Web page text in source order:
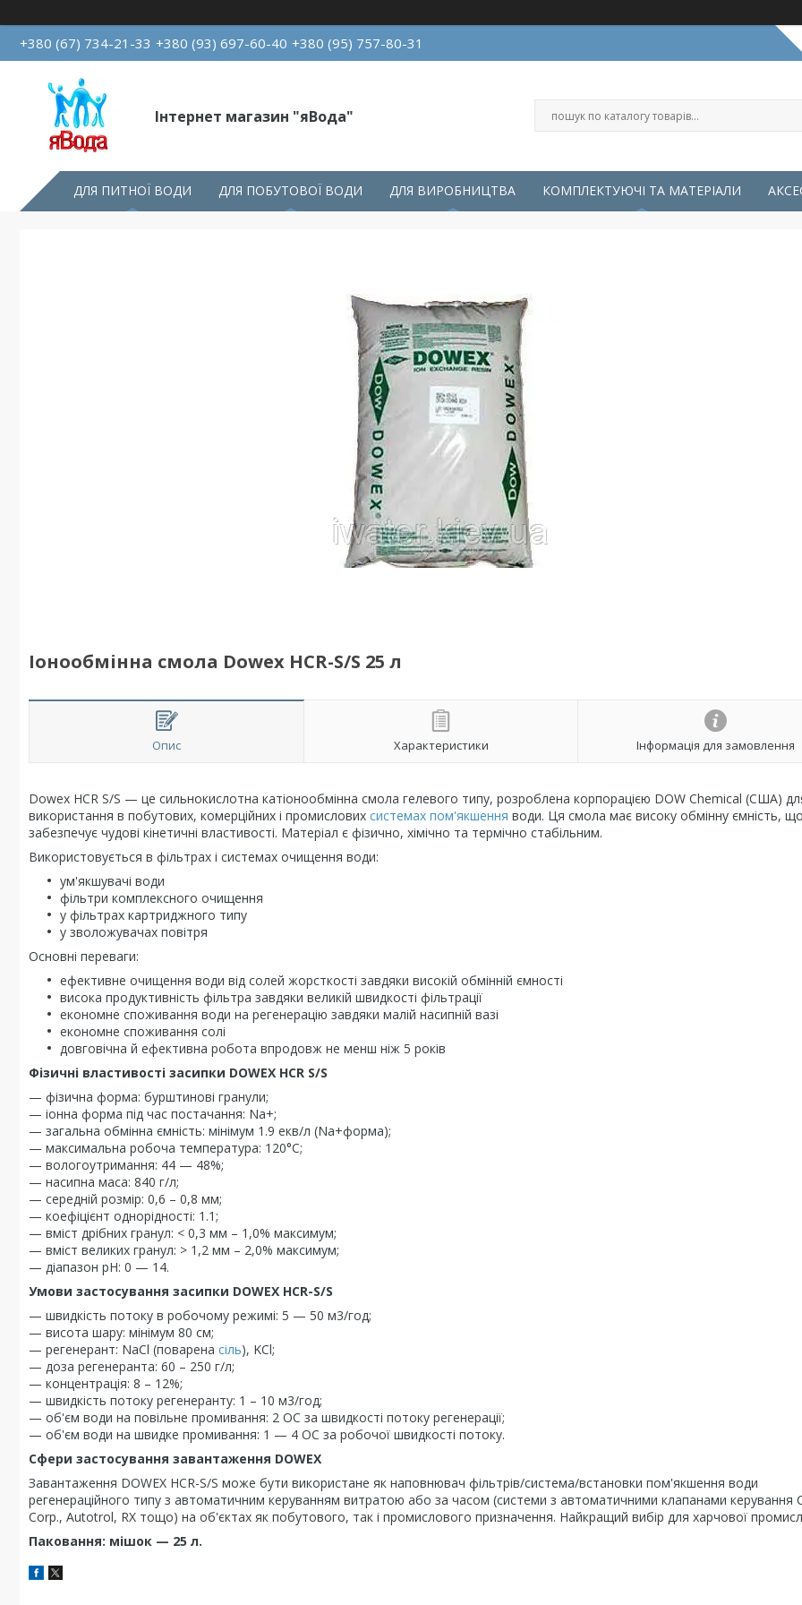
+380 (67) 734-21-33 +380 (93) 697-60-40 +380 (95) 757-80-31
Інтернет магазин "яВода"
ДЛЯ ПИТНОЇ ВОДИ ДЛЯ ПОБУТОВОЇ ВОДИ ДЛЯ ВИРОБНИЦТВА КОМПЛЕКТУЮЧІ ТА МАТЕРІАЛИ
Іонообмінна смола Dowex HCR-S/S 25 л
Опис Характеристики Інформація для замовлення
Dowex HCR S/S — це сильнокислотна катіонообмінна смола гелевого типу, розроблена корпорацією DOW Chemical (США)
використання в побутових, комерційних і промислових системах пом'якшення води. Ця смола має високу обмінну ємність,
забезпечує чудові кінетичні властивості. Матеріал є фізично, хімічно та термічно стабільним.
Використовується в фільтрах і системах очищення води:
ум'якшувачі води
фільтри комплексного очищення
у фільтрах картриджного типу
у зволожувачах повітря
Основні переваги:
ефективне очищення води від солей жорсткості завдяки високій обмінній ємності
висока продуктивність фільтра завдяки великій швидкості фільтрації
економне споживання води на регенерацію завдяки малій насипній вазі
економне споживання солі
довговічна й ефективна робота впродовж не менш ніж 5 років
Фізичні властивості засипки DOWEX HCR S/S
— фізична форма: бурштинові гранули;
— іонна форма під час постачання: Na+;
— загальна обмінна ємність: мінімум 1.9 екв/л (Na+форма);
— максимальна робоча температура: 120°C;
— вологоутримання: 44 — 48%;
— насипна маса: 840 г/л;
— середній розмір: 0,6 – 0,8 мм;
— коефіцієнт однорідності: 1.1;
— вміст дрібних гранул: < 0,3 мм – 1,0% максимум;
— вміст великих гранул: > 1,2 мм – 2,0% максимум;
— діапазон pH: 0 — 14.
Умови застосування засипки DOWEX HCR-S/S
— швидкість потоку в робочому режимі: 5 — 50 м3/год;
— висота шару: мінімум 80 см;
— регенерант: NaCl (поварена сіль), KCl;
— доза регенеранта: 60 – 250 г/л;
— концентрація: 8 – 12%;
— швидкість потоку регенеранту: 1 – 10 м3/год;
— об'єм води на повільне промивання: 2 ОС за швидкості потоку регенерації;
— об'єм води на швидке промивання: 1 — 4 ОС за робочої швидкості потоку.
Сфери застосування завантаження DOWEX
Завантаження DOWEX HCR-S/S може бути використане як наповнювач фільтрів/система/встановки пом'якшення води
регенераційного типу з автоматичним керуванням витратою або за часом (системи з автоматичними клапанами керування
Corp., Autotrol, RX тощо) на об'єктах як побутового, так і промислового призначення. Найкращий вибір для харчової
Паковання: мішок — 25 л.